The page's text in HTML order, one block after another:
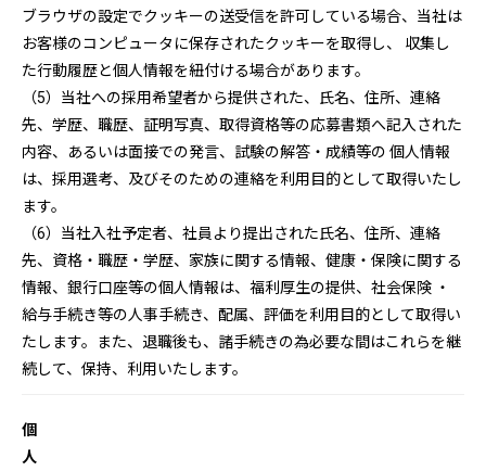
ブラウザの設定でクッキーの送受信を許可している場合、当社は
お客様のコンピュータに保存されたクッキーを取得し、 収集し
た行動履歴と個人情報を紐付ける場合があります。
（5）当社への採用希望者から提供された、氏名、住所、連絡
先、学歴、職歴、証明写真、取得資格等の応募書類へ記入された
内容、あるいは面接での発言、試験の解答・成績等の 個人情報
は、採用選考、及びそのための連絡を利用目的として取得いたし
ます。
（6）当社入社予定者、社員より提出された氏名、住所、連絡
先、資格・職歴・学歴、家族に関する情報、健康・保険に関する
情報、銀行口座等の個人情報は、福利厚生の提供、社会保険 ・
給与手続き等の人事手続き、配属、評価を利用目的として取得い
たします。また、退職後も、諸手続きの為必要な間はこれらを継
続して、保持、利用いたします。
個
人